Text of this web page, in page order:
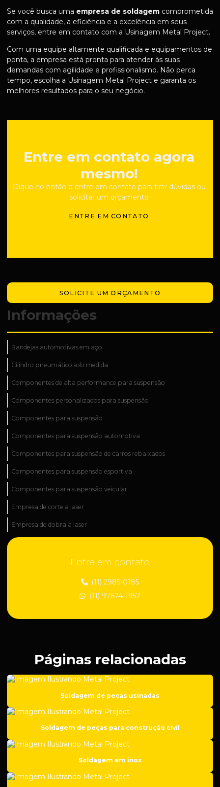
Se você busca uma empresa de soldagem comprometida
com a qualidade, a eficiência e a excelência em seus
serviços, entre em contato com a Usinagem Metal Project.
Com uma equipe altamente qualificada e equipamentos de
ponta, a empresa está pronta para atender às suas
demandas com agilidade e profissionalismo. Não perca
tempo, escolha a Usinagem Metal Project e garanta os
melhores resultados para o seu negócio.
Entre em contato agora
mesmo!
Clique no botão e entre em contato para tirar dúvidas ou
solicitar um orçamento
ENTRE EM CONTATO
SOLICITE UM ORÇAMENTO
Informações
Bandejas automotivas em aço
Cilindro pneumático sob medida
Componentes de alta performance para suspensão
Componentes personalizados para suspensão
Componentes para suspensão
Componentes para suspensão automotiva
Componentes para suspensão de carros rebaixados
Componentes para suspensão esportiva
Componentes para suspensão veicular
Empresa de corte a laser
Empresa de dobra a laser
Empresa de fabricação de peças técnicas
Empresa de industrialização de peças
Empresa de manutenção industrial
Empresa de solda em aço carbono
Empresa de solda em ferro fundido
Empresa de usinagem cnc
Entre em contato
(11) 2985-0185
(11) 97674-1957
Páginas relacionadas
Soldagem de peças usinadas
Soldagem de peças para construção civil
Soldagem em inox